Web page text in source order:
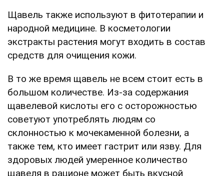
Щавель также используют в фитотерапии и
народной медицине. В косметологии
экстракты растения могут входить в состав
средств для очищения кожи.
В то же время щавель не всем стоит есть в
большом количестве. Из-за содержания
щавелевой кислоты его с осторожностью
советуют употреблять людям со
склонностью к мочекаменной болезни, а
также тем, кто имеет гастрит или язву. Для
здоровых людей умеренное количество
щавеля в рационе может быть вкусной